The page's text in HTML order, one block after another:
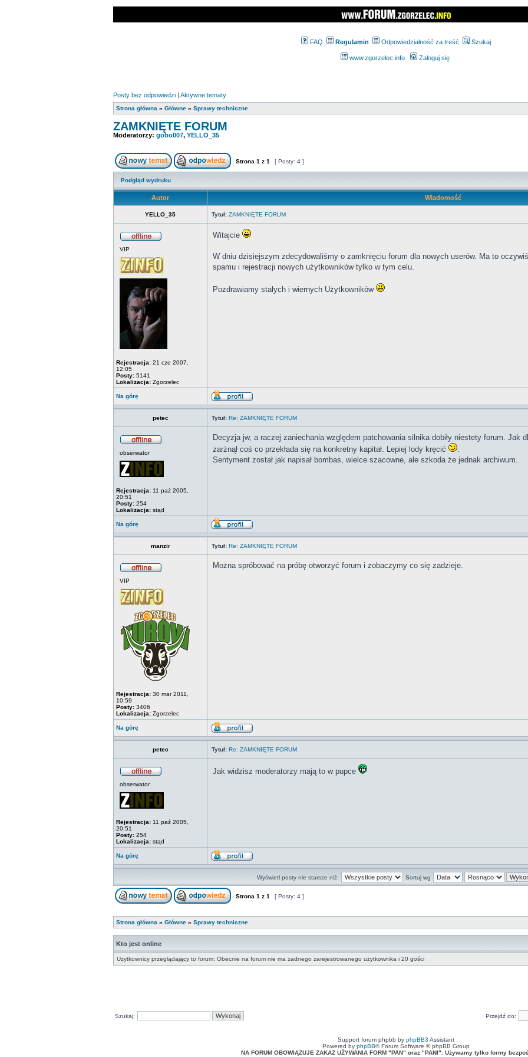
FAQ Regulamin Odpowiedzialność za treść Szukaj
www.zgorzelec.info Zaloguj się
Posty bez odpowiedzi | Aktywne tematy
Strona główna » Główne » Sprawy techniczne
ZAMKNIĘTE FORUM
Moderatorzy: gobo007, YELLO_35
Strona 1 z 1 [ Posty: 4 ]
Podgląd wydruku
Autor Wiadomość
YELLO_35 Tytuł: ZAMKNIĘTE FORUM
VIP
Rejestracja: 21 cze 2007,
12:05
Posty: 5141
Lokalizacja: Zgorzelec
Witajcie
W dniu dzisiejszym zdecydowaliśmy o zamknięciu forum dla nowych userów. Ma to
spamu i rejestracji nowych użytkowników tylko w tym celu.
Pozdrawiamy stałych i wiernych Użytkowników
Na górę
petec Tytuł: Re: ZAMKNIĘTE FORUM
obserwator
Rejestracja: 11 paź 2005,
20:51
Posty: 254
Lokalizacja: stąd
Decyzja jw, a raczej zaniechania względem patchowania silnika dobiły niestety forum. Jak
zarżnął coś co przekłada się na konkretny kapitał. Lepiej lody kręcić
.
Sentyment został jak napisał bombas, wielce szacowne, ale szkoda że jednak archiwum.
Na górę
manzir Tytuł: Re: ZAMKNIĘTE FORUM
VIP
Rejestracja: 30 mar 2011,
10:59
Posty: 3406
Lokalizacja: Zgorzelec
Można spróbować na próbę otworzyć forum i zobaczymy co się zadzieje.
Na górę
petec Tytuł: Re: ZAMKNIĘTE FORUM
obserwator
Rejestracja: 11 paź 2005,
20:51
Posty: 254
Lokalizacja: stąd
Jak widzisz moderatorzy mają to w pupce
Na górę
Wyświetl posty nie starsze niż: Sortuj wg
Strona 1 z 1 [ Posty: 4 ]
Strona główna » Główne » Sprawy techniczne
Kto jest online
Użytkownicy przeglądający to forum: Obecnie na forum nie ma żadnego zarejestrowanego użytkownika i 20 gości
Szukaj: Przejdź do:
Support forum phpbb by phpBB3 Assistant
Powered by phpBB® Forum Software © phpBB Group
NA FORUM OBOWIĄZUJE ZAKAZ UŻYWANIA FORM "PAN" oraz "PANI". Używamy tylko formy